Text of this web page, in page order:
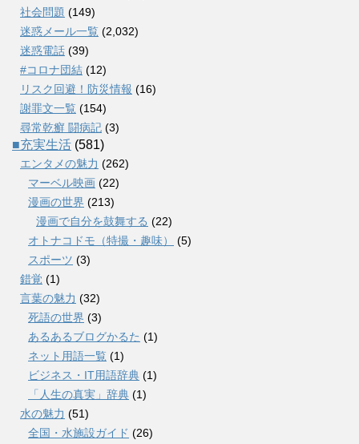
社会問題 (149)
迷惑メール一覧 (2,032)
迷惑電話 (39)
#コロナ団結 (12)
リスク回避！防災情報 (16)
謝罪文一覧 (154)
尋常乾癬 闘病記 (3)
■充実生活 (581)
エンタメの魅力 (262)
マーベル映画 (22)
漫画の世界 (213)
漫画で自分を鼓舞する (22)
オトナコドモ（特撮・趣味）
(5)
スポーツ (3)
錯覚 (1)
言葉の魅力 (32)
死語の世界 (3)
あるあるブログかるた (1)
ネット用語一覧 (1)
ビジネス・IT用語辞典 (1)
「人生の真実」辞典 (1)
水の魅力 (51)
全国・水施設ガイド (26)